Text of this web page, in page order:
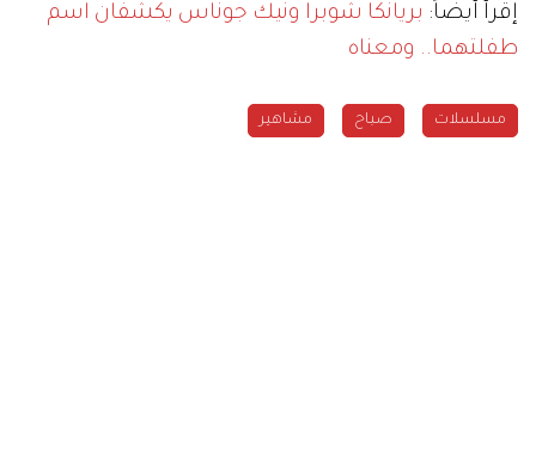
إقرأ أيضاً: بريانكا شوبرا ونيك جوناس يكشفان اسم
طفلتهما.. ومعناه
مسلسلات صباح مشاهير